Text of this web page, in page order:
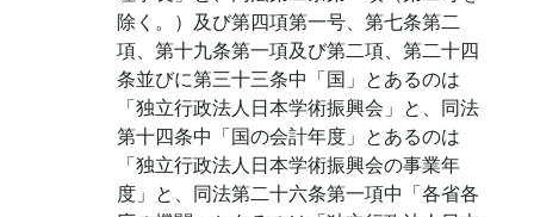
除く。）及び第四項第一号、第七条第二
項、第十九条第一項及び第二項、第二十四
条並びに第三十三条中「国」とあるのは
「独立行政法人日本学術振興会」と、同法
第十四条中「国の会計年度」とあるのは
「独立行政法人日本学術振興会の事業年
度」と、同法第二十六条第一項中「各省各